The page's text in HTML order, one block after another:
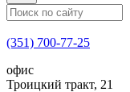
(351) 700-77-25
офис
Троицкий тракт, 21